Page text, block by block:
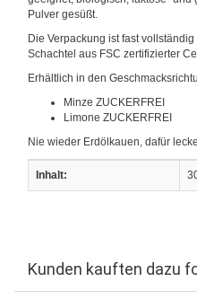
Pulver gesüßt.
Die Verpackung ist fast
Schachtel aus FSC zertifizierter
Erhältlich in den
Minze ZUCKERFREI
Limone ZUCKERFREI
Nie wieder Erdölkauen, dafür
Inhalt:
Kunden kauften dazu